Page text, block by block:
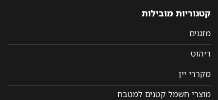
קטגוריות מובילות
מזגנים
ריהוט
מקררי יין
מוצרי חשמל קטנים למטבח